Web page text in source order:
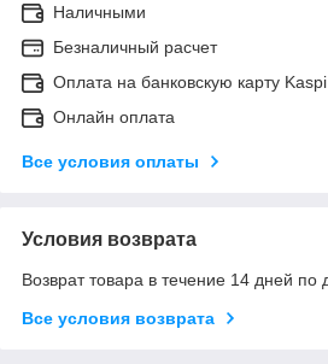
Наличными
Безналичный расчет
Оплата на банковскую карту
Онлайн оплата
Все условия оплаты
Условия возврата
Возврат товара в течение 14 дней по
Все условия возврата